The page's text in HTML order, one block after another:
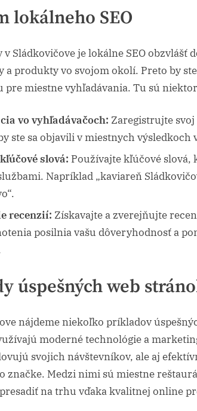
lokálneho SEO
v Sládkovičove je lokálne SEO obzvlášť
a produkty vo svojom okolí. Preto by
pre miestne vyhľadávania. Tu sú
vo vyhľadávačoch: Zaregistrujte svoj
ste sa objavili v miestnych výsledkoch
slová: Používajte kľúčové slová,
Napríklad „kaviareň
recenzií: Získavajte a zverejňujte
posilnia vašu dôveryhodnosť a
úspešných web
nájdeme niekoľko príkladov
moderné technológie a
svojich návštevníkov, ale aj
značke. Medzi nimi sú miestne
na trhu vďaka kvalitnej online